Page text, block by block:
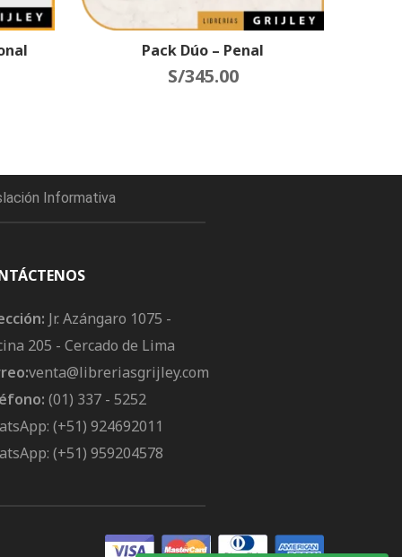
Pack Dúo – Penal
S/345.00
Informativa
Jr. Azángaro 1075 -
205 - Cercado de Lima
venta@libreriasgrijley.com
(01) 337 - 5252
(+51) 924692011
(+51) 959204578